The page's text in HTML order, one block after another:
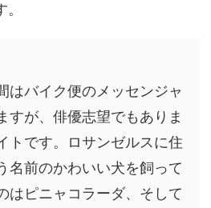
はバイク便のメッセンジャ
すが、俳優志望でもありま
トです。ロサンゼルスに住
名前のかわいい犬を飼って
はピニャコラーダ、そして